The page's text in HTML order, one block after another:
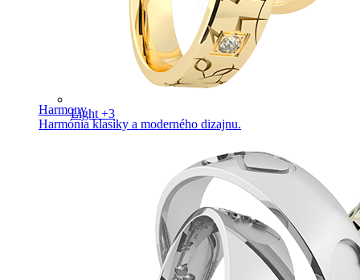
Harmony
Harmónia klasiky a moderného dizajnu.
Light +3